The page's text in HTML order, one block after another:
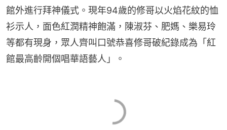
館外進行拜神儀式。現年94歲的修哥以火焰花紋的恤
衫示人，面色紅潤精神飽滿，陳淑芬、肥媽、樂易玲
等都有現身，眾人齊叫口號恭喜修哥破紀錄成為「紅
館最高齡開個唱華語藝人」。